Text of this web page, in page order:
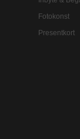
Fotokonst
Presentkort